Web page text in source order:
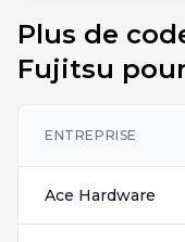
Plus de
Fujitsu
ENTREPRISE
Ace Hardware